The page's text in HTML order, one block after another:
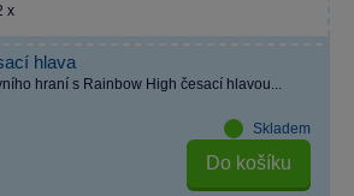
x
hlava
hraní s Rainbow High česací hlavou...
Skladem
Do košíku